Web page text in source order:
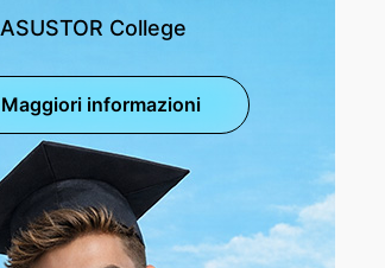
ASUSTOR College
Maggiori informazioni